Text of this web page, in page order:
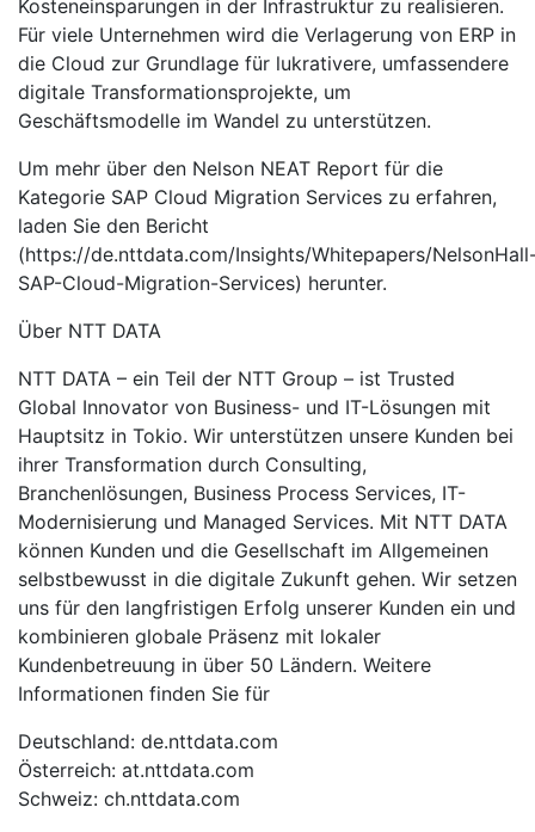
Kosteneinsparungen in der Infrastruktur zu realisieren.
Für viele Unternehmen wird die Verlagerung von ERP in
die Cloud zur Grundlage für lukrativere, umfassendere
digitale Transformationsprojekte, um
Geschäftsmodelle im Wandel zu unterstützen.
Um mehr über den Nelson NEAT Report für die
Kategorie SAP Cloud Migration Services zu erfahren,
laden Sie den Bericht
(https://de.nttdata.com/Insights/Whitepapers/
SAP-Cloud-Migration-Services) herunter.
Über NTT DATA
NTT DATA – ein Teil der NTT Group – ist Trusted
Global Innovator von Business- und IT-Lösungen mit
Hauptsitz in Tokio. Wir unterstützen unsere Kunden bei
ihrer Transformation durch Consulting,
Branchenlösungen, Business Process Services, IT-
Modernisierung und Managed Services. Mit NTT DATA
können Kunden und die Gesellschaft im Allgemeinen
selbstbewusst in die digitale Zukunft gehen. Wir setzen
uns für den langfristigen Erfolg unserer Kunden ein und
kombinieren globale Präsenz mit lokaler
Kundenbetreuung in über 50 Ländern. Weitere
Informationen finden Sie für
Deutschland: de.nttdata.com
Österreich: at.nttdata.com
Schweiz: ch.nttdata.com